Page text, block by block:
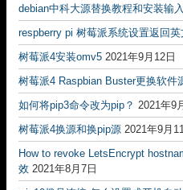
debian中科大源替换教程和安装输
respberry pi 树莓派系统设置返回
树莓派4安装omv5 2021年9月12日
树莓派4 Raspbian Buster更换软件
如何将pip3命令改为pip？ 2021年9
树莓派4换源和换pip源 2021年9月
How to revoke LetsEncrypt
效 2021年8月7日